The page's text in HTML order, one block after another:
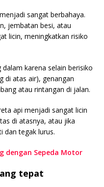
sangat berbahaya.
jembatan besi, atau
licin, meningkatkan risiko
karena selain berisiko
di atas air), genangan
atau rintangan di jalan.
api menjadi sangat licin
di atasnya, atau jika
dan tegak lurus.
dengan Sepeda Motor
tepat